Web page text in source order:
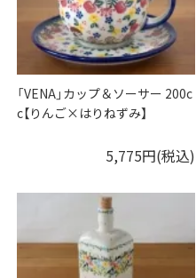
「VENA」カップ＆ソーサー 200c
c【りんご×はりねずみ】
5,775円(税込)